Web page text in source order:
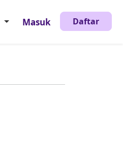
Masuk Daftar